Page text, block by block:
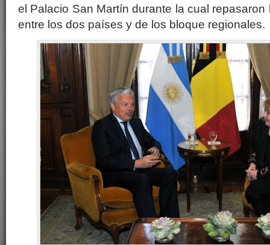
el Palacio San Martín durante la cual
entre los dos países y de los bloque regionales.